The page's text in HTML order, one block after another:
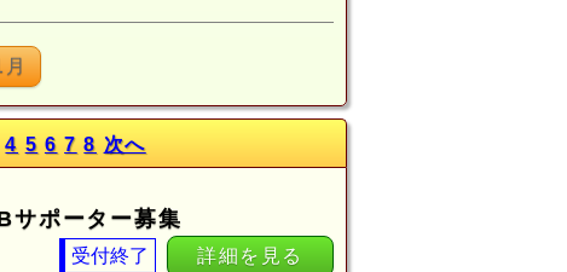
月
4 5 6 7 8 次へ
サポーター募集
受付終了 詳細を見る